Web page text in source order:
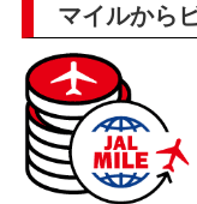
マイルから